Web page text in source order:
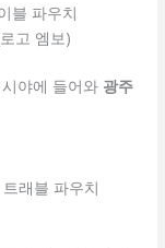
블 파우치
고 엠보)
야에 들어와 광주
래블 파우치